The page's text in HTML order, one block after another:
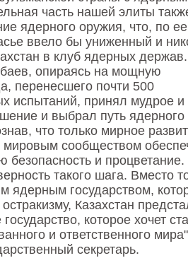
часть нашей элиты
ядерного оружия, что, по ее
ввело бы униженный и
в клуб ядерных
опираясь на мощную
перенесшего почти 500
испытаний, принял мудрое и
и выбрал путь ядерного
что только мирное
мировым сообществом
безопасность и процветание.
такого шага. Вместо
ядерным государством,
Казахстан
которое хочет
и ответственного
секретарь.